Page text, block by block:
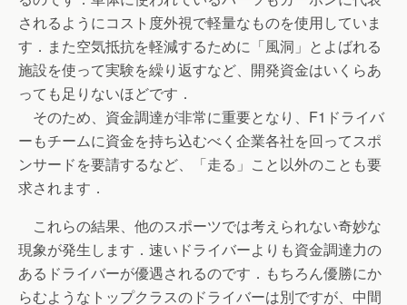
されるようにコスト度外視で軽量なものを使用していま
す．また空気抵抗を軽減するために「風洞」とよばれる
施設を使って実験を繰り返すなど、開発資金はいくらあ
っても足りないほどです．
そのため、資金調達が非常に重要となり、F1ドライバ
ーもチームに資金を持ち込むべく企業各社を回ってスポ
ンサードを要請するなど、「走る」こと以外のことも要
求されます．
これらの結果、他のスポーツでは考えられない奇妙な
現象が発生します．速いドライバーよりも資金調達力の
あるドライバーが優遇されるのです．もちろん優勝にか
らむようなトップクラスのドライバーは別ですが、中間